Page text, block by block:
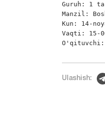
Guruh: 1 ta
Manzil:
Kun: 14-
Vaqti: 15-
O'qituvchi:
Ulashish: